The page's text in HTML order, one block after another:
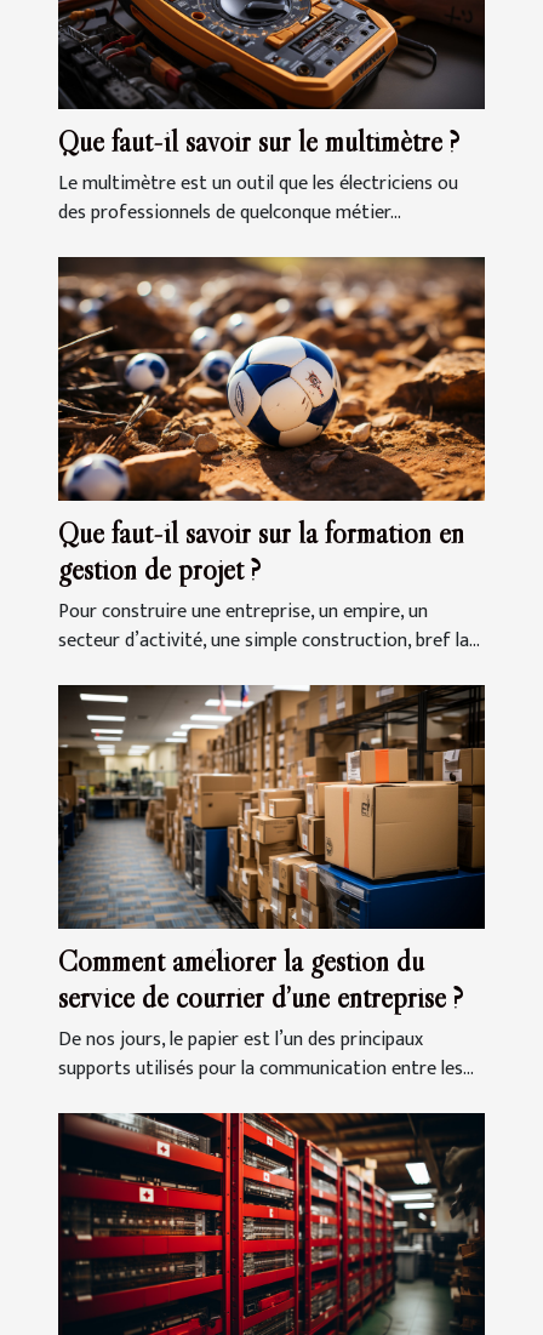
Que faut-il savoir sur le multimètre ?
Le multimètre est un outil que les électriciens ou
des professionnels de quelconque métier...
Que faut-il savoir sur la formation en
gestion de projet ?
Pour construire une entreprise, un empire, un
secteur d’activité, une simple construction, bref la...
Comment améliorer la gestion du
service de courrier d’une entreprise ?
De nos jours, le papier est l’un des principaux
supports utilisés pour la communication entre les...